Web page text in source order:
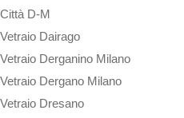
Città D-M
Vetraio Dairago
Vetraio Derganino Milano
Vetraio Dergano Milano
Vetraio Dresano